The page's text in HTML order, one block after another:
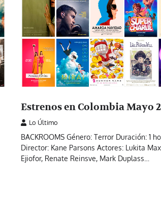
Estrenos en Colombia Mayo
Lo Último
BACKROOMS Género: Terror Duración: 1
Director: Kane Parsons Actores: Lukita
Ejiofor, Renate Reinsve, Mark Duplass…